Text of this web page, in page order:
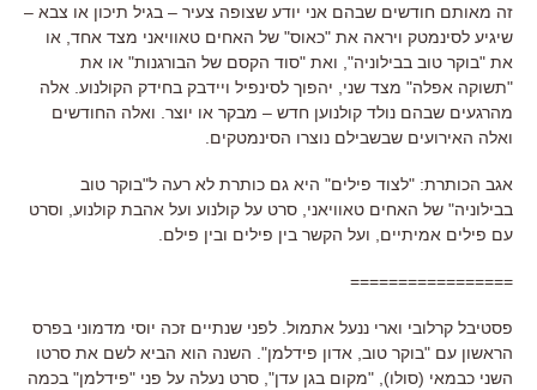
זה מאותם חודשים שבהם אני יודע שצופה צעיר – בגיל תיכון או צבא –
שיגיע לסינמטק ויראה את "כאוס" של האחים טאוויאני מצד אחד, או
את "בוקר טוב בבילוניה", ואת "סוד הקסם של הבורגנות" או את
"תשוקה אפלה" מצד שני, יהפוך לסינפיל ויידבק בחידק הקולנוע. אלה
מהרגעים שבהם נולד קולנוען חדש – מבקר או יוצר. ואלה החודשים
ואלה האירועים שבשבילם נוצרו הסינמטקים.
אגב הכותרת: "לצוד פילים" היא גם כותרת לא רעה ל"בוקר טוב
בבילוניה" של האחים טאוויאני, סרט על קולנוע ועל אהבת קולנוע, וסרט
עם פילים אמיתיים, ועל הקשר בין פילים ובין פילם.
=================
פסטיבל קרלובי וארי ננעל אתמול. לפני שנתיים זכה יוסי מדמוני בפרס
הראשון עם "בוקר טוב, אדון פידלמן". השנה הוא הביא לשם את סרטו
השני כבמאי (סולו), "מקום בגן עדן", סרט נעלה על פני "פידלמן" בכמה